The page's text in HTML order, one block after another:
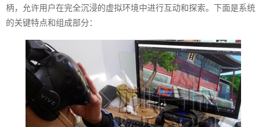
柄，允许用户在完全沉浸的虚拟环境中进行互动和探索。下面是系统
的关键特点和组成部分：